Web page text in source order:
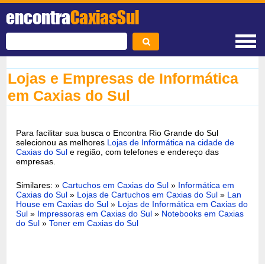
encontraCaxiasSul
Lojas e Empresas de Informática
em Caxias do Sul
Para facilitar sua busca o Encontra Rio Grande do Sul
selecionou as melhores Lojas de Informática na cidade de
Caxias do Sule região, com telefones e endereço das
empresas.
Similares: »Cartuchos em Caxias do Sul » Informática em
Caxias do Sul » Lojas de Cartuchos em Caxias do Sul » Lan
House em Caxias do Sul » Lojas de Informática em Caxias do
Sul » Impressoras em Caxias do Sul » Notebooks em Caxias
do Sul »Toner em Caxias do Sul